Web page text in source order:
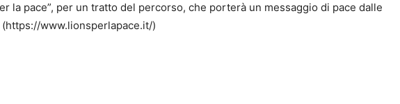
la pace”, per un tratto del percorso, che porterà un messaggio di pace dalle
(https://www.lionsperlapace.it/)